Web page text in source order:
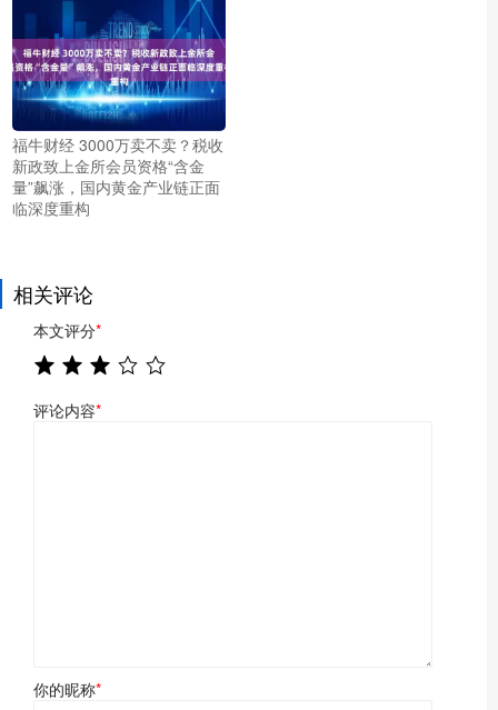
福牛财经 3000万卖不卖？税收
新政致上金所会员资格“含金
量”飙涨，国内黄金产业链正面
临深度重构
相关评论
本文评分*
评论内容*
你的昵称*